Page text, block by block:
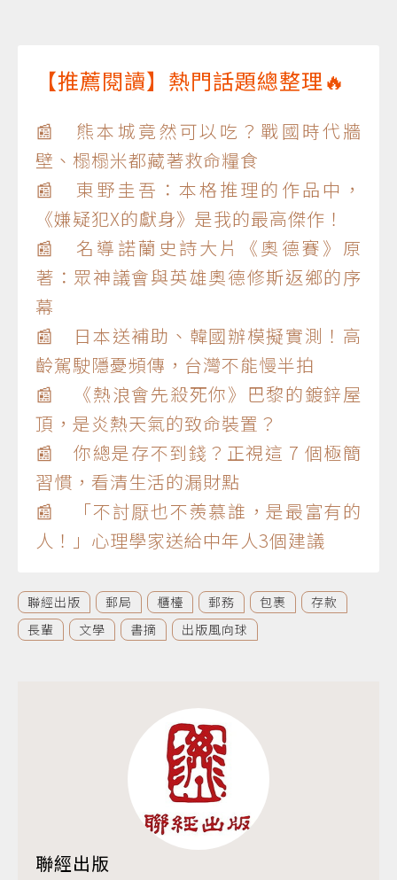
【推薦閱讀】熱門話題總整理🔥
📰 熊本城竟然可以吃？戰國時代牆
壁、榻榻米都藏著救命糧食
📰 東野圭吾：本格推理的作品中，
《嫌疑犯X的獻身》是我的最高傑作！
📰 名導諾蘭史詩大片《奧德賽》原
著：眾神議會與英雄奧德修斯返鄉的序
幕
📰 日本送補助、韓國辦模擬實測！高
齡駕駛隱憂頻傳，台灣不能慢半拍
📰 《熱浪會先殺死你》巴黎的鍍鋅屋
頂，是炎熱天氣的致命裝置？
📰 你總是存不到錢？正視這 7 個極簡
習慣，看清生活的漏財點
📰 「不討厭也不羨慕誰，是最富有的
人！」心理學家送給中年人3個建議
聯經出版 郵局 櫃檯 郵務 包裹
存款
長輩
文學 書摘 出版風向球
聯經出版